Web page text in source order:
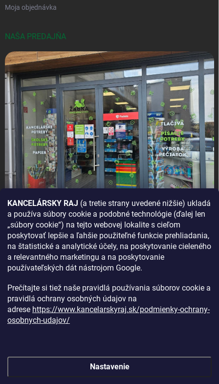
KANCELÁRSKY RAJ (a tretie strany uvedené nižšie) ukladá
a používa súbory cookie a podobné technológie (ďalej len
„súbory cookie“) na tejto webovej lokalite s cieľom
poskytovať lepšie a ľahšie použiteľné funkcie prehliadania,
na štatistické a analytické účely, na poskytovanie cieleného
a relevantného marketingu a na poskytovanie
používateľských dát nástrojom Google.
Prečítajte si tiež naše pravidlá používania súborov cookie a
pravidlá ochrany osobných údajov na
adrese https://www.kancelarskyraj.sk/podmienky-ochrany-
osobnych-udajov/
Nastavenie
Moja objednávka
NAŠA PREDAJŇA
AKO SA K NÁM DOSTANETE?